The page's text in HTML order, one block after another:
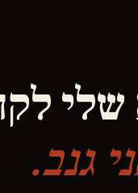
גנב.